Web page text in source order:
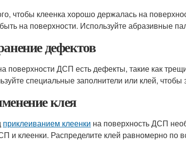
чтобы клеенка хорошо держалась на
на поверхности. Используйте абразивные
дефектов
поверхности ДСП есть дефекты, такие как
специальные заполнители или клей,
клея
приклеиванием клеенки на поверхность ДСП
и клеенки. Распределите клей равномерно по